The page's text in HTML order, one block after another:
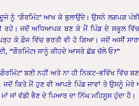
ਨੂੰ ‘ਗੌਰਮਿੰਟ’ ਆਖ ਕੇ ਬੁਲਾਉਂਦੇ। ਉਸਨੇ ਲਗਪਗ
ਰਹੇ। ਜਦੋਂ ਅਧਿਆਪਕ ਬਣ ਕੇ ਮੈਂ ਪਿੰਡ ਦੇ ਸਕੂਲ
ਕੇ ਫ਼ੌਜ ਵਿੱਚ ਭਰਤੀ ਵੀ ਹੋ ਗਿਆ। ਜਦੋਂ ਅਸੀਂ
“ਗੌਰਮਿੰਟ! ਸਾਨੂੰ ਕੀਹਦੇ ਆਸਰੇ ਛੱਡ ਚੱਲੇ ਓ?”
ਬਣੀ ਨਹੀਂ ਅਤੇ ਨਾ ਹੀ ਨਿਕਟ-ਭਵਿੱਖ ਵਿੱਚ
ਕਿਤੇ ਮੈਂ ਹੁਣ ਵੀ ਆਪਣੇ ਪਿੰਡ ਜਾਵਾਂ ਤੇ ਉਸਨੂੰ ਮੇਰੇ
ਜਾਂ ਵੱਡੀ ਭੈਣ ਦੇ ਪਿਆਰ ਦਾ ਨਿੱਘ ਮਹਿਸੂਸ ਹੁੰਦਾ ਹੈ।